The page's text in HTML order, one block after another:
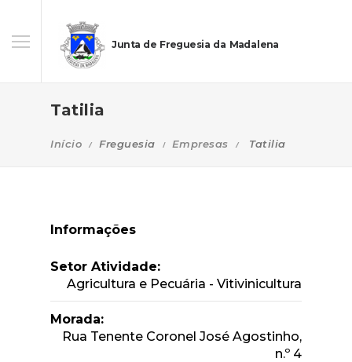
Junta de Freguesia da Madalena
Tatilia
Início Freguesia Empresas Tatilia
Informações
Setor Atividade:
Agricultura e Pecuária - Vitivinicultura
Morada:
Rua Tenente Coronel José Agostinho,
n.º 4